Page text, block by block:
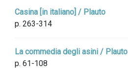
Casina [in italiano] / Plauto
p. 263-314
La commedia degli asini / Plauto
p. 61-108